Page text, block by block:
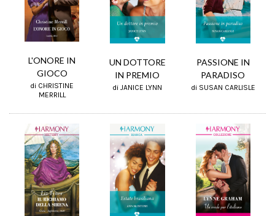
L'ONORE IN
GIOCO
di CHRISTINE
MERRILL
UN DOTTORE
IN PREMIO
di JANICE LYNN
PASSIONE IN
PARADISO
di SUSAN CARLISLE